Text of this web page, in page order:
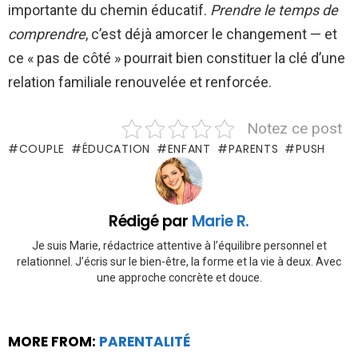
importante du chemin éducatif. Prendre le temps de
comprendre, c’est déjà amorcer le changement — et
ce « pas de côté » pourrait bien constituer la clé d’une
relation familiale renouvelée et renforcée.
Notez ce post
COUPLE ÉDUCATION ENFANT PARENTS PUSH
Rédigé par Marie R.
Je suis Marie, rédactrice attentive à l’équilibre personnel et
relationnel. J’écris sur le bien-être, la forme et la vie à deux. Avec
une approche concrète et douce.
MORE FROM: PARENTALITÉ